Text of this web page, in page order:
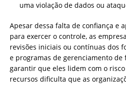
uma violação de dados ou
Apesar dessa falta de confiança e
para exercer o controle, as
revisões iniciais ou contínuas dos
e programas de gerenciamento de
garantir que eles lidem com o
recursos dificulta que as